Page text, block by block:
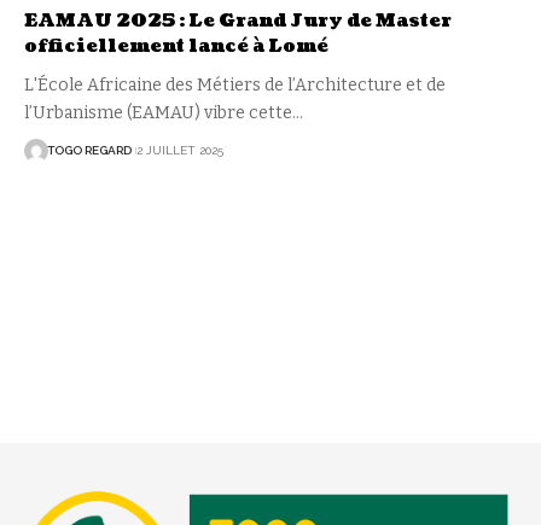
EAMAU 2025 : Le Grand Jury de Master
officiellement lancé à Lomé
L'École Africaine des Métiers de l’Architecture et de
l’Urbanisme (EAMAU) vibre cette…
TOGO REGARD 2 JUILLET 2025